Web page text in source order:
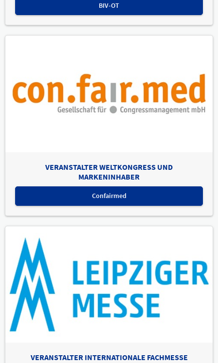
BIV-OT
VERANSTALTER WELTKONGRESS UND
MARKENINHABER
Confairmed
VERANSTALTER INTERNATIONALE FACHMESSE